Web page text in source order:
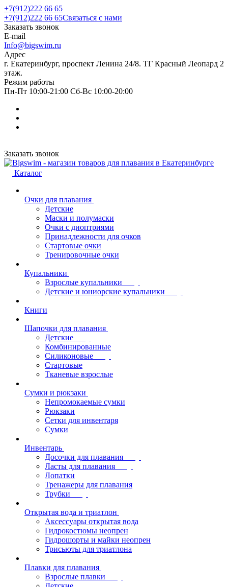
+7(912)222 66 65
+7(912)222 66 65Связаться с нами
Заказать звонок
E-mail
Info@bigswim.ru
Адрес
г. Екатеринбург, проспект Ленина 24/8. ТГ Красный Леопард 2
этаж.
Режим работы
Пн-Пт 10:00-21:00 Сб-Вс 10:00-20:00
Заказать звонок
Каталог
Очки для плавания
Детские
Маски и полумаски
Очки с диоптриями
Принадлежности для очков
Стартовые очки
Тренировочные очки
Купальники
Взрослые купальники
Детские и юниорские купальники
Книги
Шапочки для плавания
Детские
Комбинированные
Силиконовые
Стартовые
Тканевые взрослые
Сумки и рюкзаки
Непромокаемые сумки
Рюкзаки
Сетки для инвентаря
Сумки
Инвентарь
Досочки для плавания
Ласты для плавания
Лопатки
Тренажеры для плавания
Трубки
Открытая вода и триатлон
Аксессуары открытая вода
Гидрокостюмы неопрен
Гидрошорты и майки неопрен
Трисьюты для триатлона
Плавки для плавания
Взрослые плавки